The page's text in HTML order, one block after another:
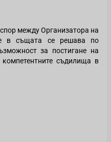
между Организатора на
в същата се решава по
за постигане на
съдилища в